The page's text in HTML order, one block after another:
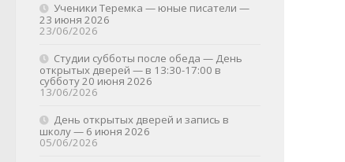
Ученики Теремка — юные писатели —
23 июня 2026
23/06/2026
Студии субботы после обеда — День
открытых дверей — в 13:30-17:00 в
субботу 20 июня 2026
13/06/2026
День открытых дверей и запись в
школу — 6 июня 2026
05/06/2026